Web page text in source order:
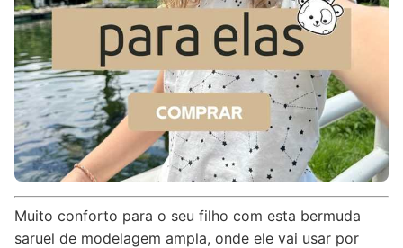
Muito conforto para o seu filho com esta bermuda
saruel de modelagem ampla, onde ele vai usar por